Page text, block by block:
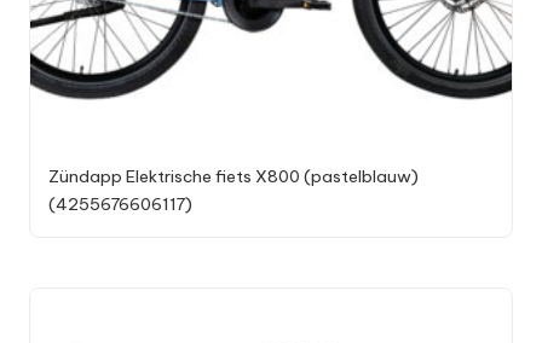
Zündapp Elektrische fiets X800 (pastelblauw)
(4255676606117)